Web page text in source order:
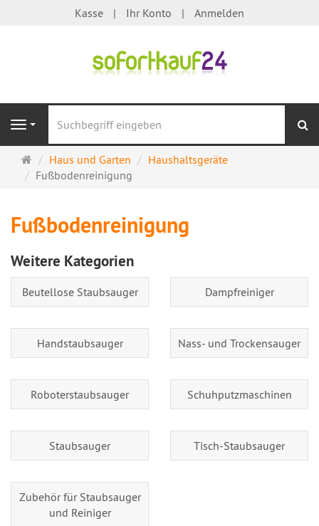
Kasse Ihr Konto Anmelden
Navigation
Startseite
Haus und Garten
Haushaltsgeräte
Fußbodenreinigung
Fußbodenreinigung
Weitere Kategorien
Beutellose Staubsauger Dampfreiniger
Handstaubsauger Nass- und Trockensauger
Roboterstaubsauger Schuhputzmaschinen
Staubsauger Tisch-Staubsauger
Zubehör für Staubsauger
und Reiniger